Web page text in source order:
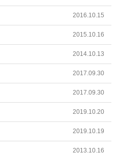
2016.10.15
2015.10.16
2014.10.13
2017.09.30
2017.09.30
2019.10.20
2019.10.19
2013.10.16